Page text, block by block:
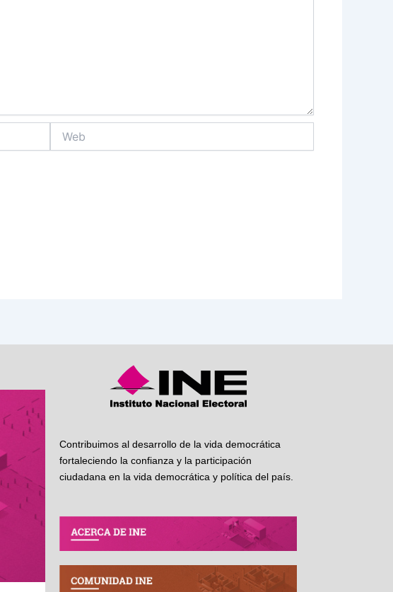
Contribuimos al desarrollo de la vida democrática
fortaleciendo la confianza y la participación
ciudadana en la vida democrática y política del país.